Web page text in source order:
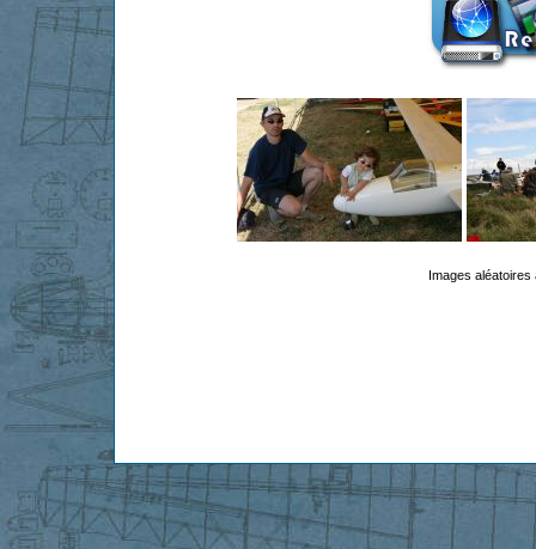
Images aléatoires